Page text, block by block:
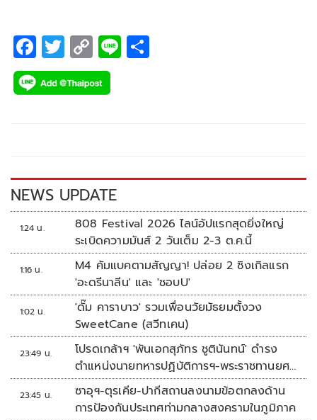
F
ac
e
k
T
wi
tt
C
o
p
k
Li
NEWS UPDATE
1:24 น.
808 Festival 2026 ไลน์อัปแรกสุดยิ่งใหญ่
ระเบิดความมันส์ 2 วันเต็ม 2-3 ต.ค.นี้
1:16 น.
M4 คัมแบคตามสัญญา! ปล่อย 2 ซิงเกิลแรก
'อะดรีนาลีน' และ 'ชอบU'
1:02 น.
'ดั๊ม คาราบาว' รวมเพื่อนวัยมัธยมตั้งวง
SweetCane (สวีทเคน)
23:49 น.
โปรดเกล้าฯ 'พันเอกสุภัทร ชูตินันทน์' ดำรง
ตำแหน่งนายทหารปฏิบัติการฯ-พระราชทานยศ
'พลตรี'
23:45 น.
ซาอุฯ-ตุรเคีย-ปากีสถานลงนามข้อตกลงด้าน
การป้องกันประเทศท่ามกลางสงครามในภูมิภาค